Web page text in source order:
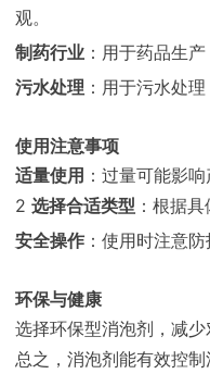
观。
制药行业 ：用于药品生
污水处理 ：用于污水处
使用注意事项
适量使用 ：过量可能影响
2 选择合适类型 ：根据
安全操作 ：使用时注意
环保与健康
选择环保型消泡剂，减少
总之，消泡剂能有效控